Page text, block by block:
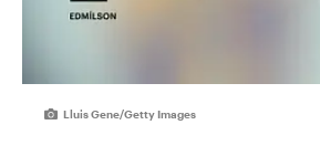
Lluis Gene/Getty Images